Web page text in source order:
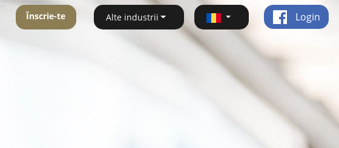
Înscrie-te Alte industrii Login